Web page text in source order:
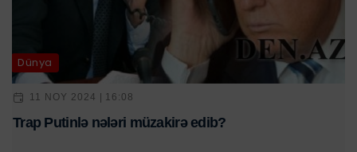
Dünya
11 NOY 2024 | 16:08
Trap Putinlə nələri müzakirə edib?